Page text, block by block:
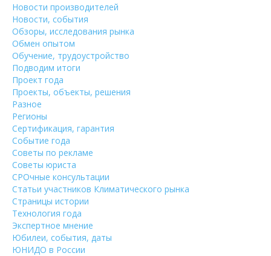
Новости производителей
Новости, события
Обзоры, исследования рынка
Обмен опытом
Обучение, трудоустройство
Подводим итоги
Проект года
Проекты, объекты, решения
Разное
Регионы
Сертификация, гарантия
Событие года
Советы по рекламе
Советы юриста
СРОчные консультации
Статьи участников Климатического рынка
Страницы истории
Технология года
Экспертное мнение
Юбилеи, события, даты
ЮНИДО в России